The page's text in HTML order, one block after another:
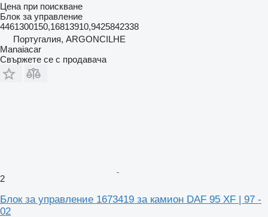
Цена при поискване
Блок за управление
4461300150,16813910,9425842338
Португалия, ARGONCILHE
Manaiacar
Свържете се с продавача
2
Блок за управление 1673419 за камион DAF 95 XF | 97 -
02